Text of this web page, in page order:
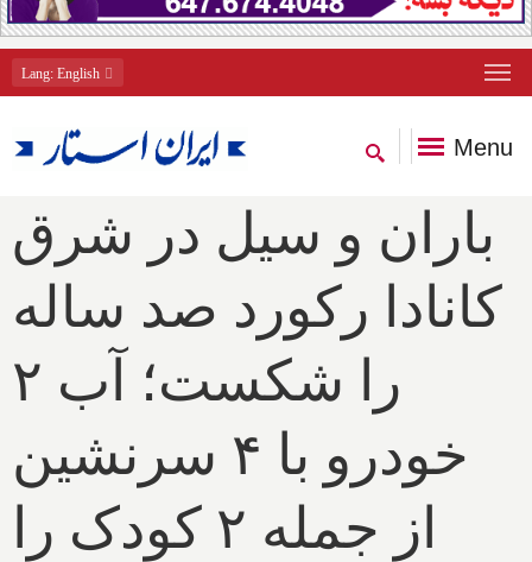
Lang: English
Menu
باران و سیل در شرق
کانادا رکورد صد ساله
را شکست؛ آب ۲
خودرو با ۴ سرنشین
از جمله ۲ کودک را